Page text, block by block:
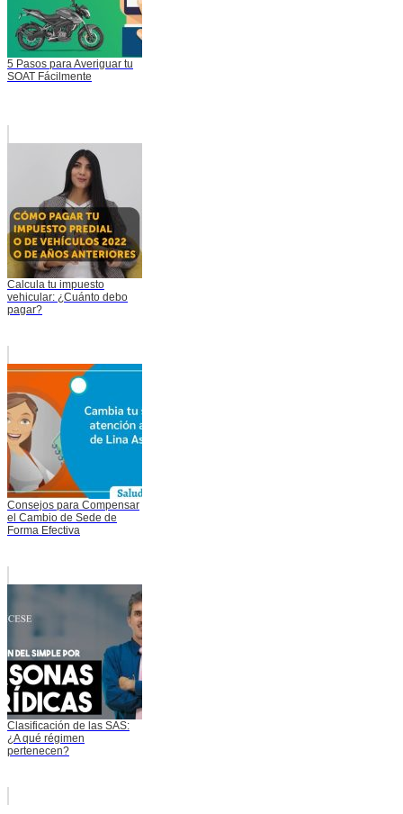
5 Pasos para Averiguar tu
SOAT Fácilmente
Calcula tu impuesto
vehicular: ¿Cuánto debo
pagar?
Consejos para Compensar
el Cambio de Sede de
Forma Efectiva
Clasificación de las SAS:
¿A qué régimen
pertenecen?